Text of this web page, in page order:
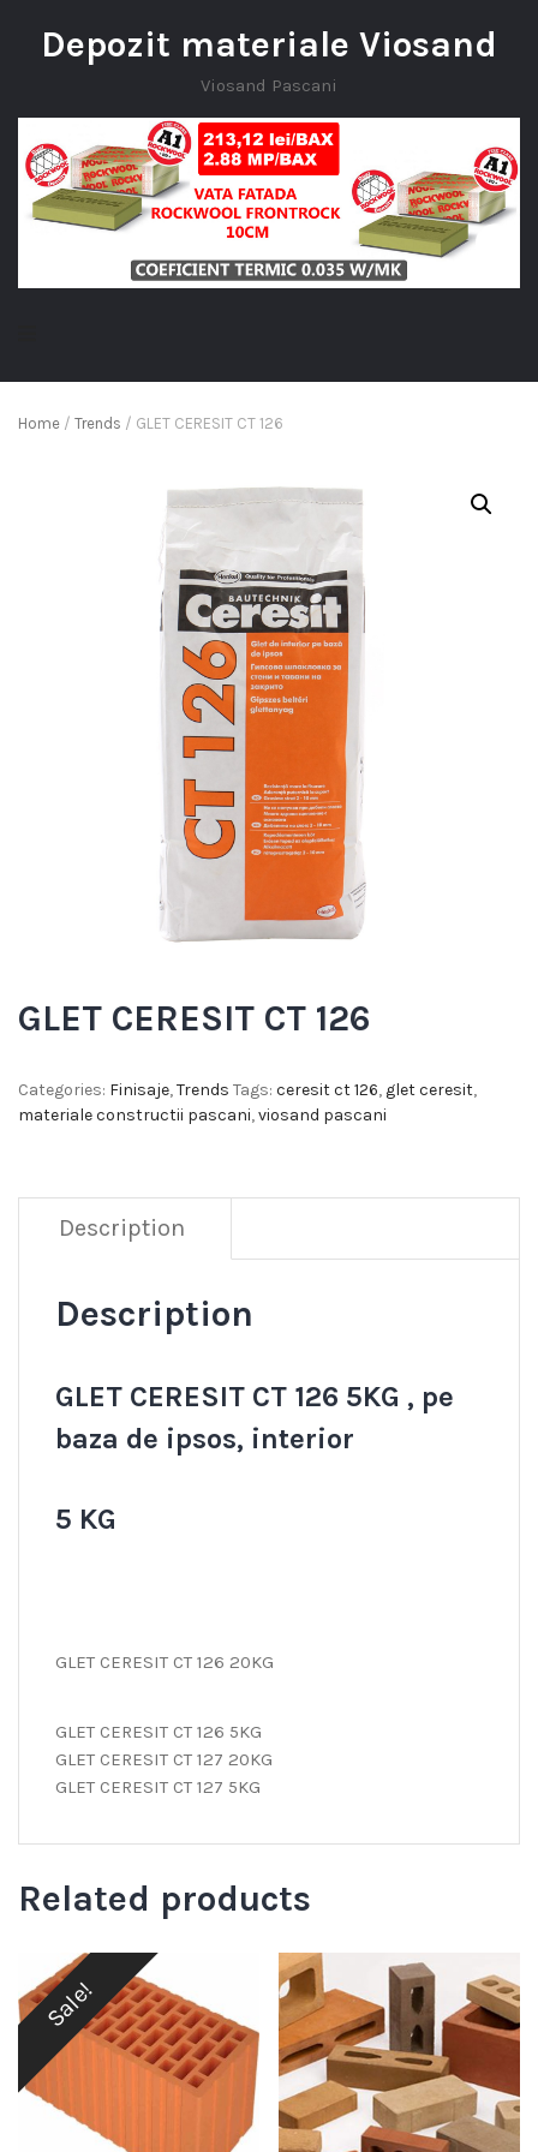
Depozit materiale Viosand
Viosand Pascani
Home / Trends / GLET CERESIT CT 126
GLET CERESIT CT 126
Categories: Finisaje,Trends Tags: ceresit ct 126, glet ceresit,
materiale constructii pascani,viosand pascani
Description
Description
GLET CERESIT CT 126 5KG , pe
baza de ipsos, interior
5 KG
GLET CERESIT CT 126 20KG
GLET CERESIT CT 126 5KG
GLET CERESIT CT 127 20KG
GLET CERESIT CT 127 5KG
Related products
Sale!